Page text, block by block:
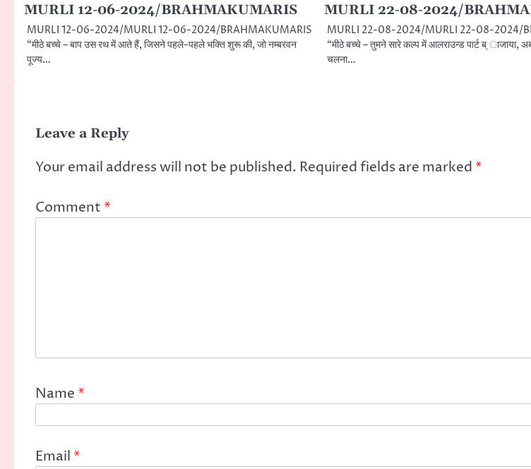
MURLI 12-06-2024/BRAHMAKUMARIS
MURLI 12-06-2024/MURLI 12-06-2024/BRAHMAKUMARIS
“मीठे बच्चे – बाप उस रथ में आते हैं, जिसने पहले-पहले भक्ति शुरू की, जो नम्बरवन
पूज्य…
MURLI 22-08-2024/
MURLI 22-08-2024/MURLI 22-08-2024/
“मीठे बच्चे – तुमने सारे कल्प में आलराउन्ड पार्ट ब् ाजाया,
चलना…
Leave a Reply
Your email address will not be published. Required fields are marked *
Comment *
Name *
Email *